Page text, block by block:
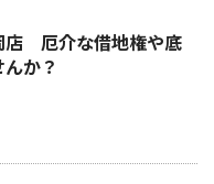
店 厄介な借地権や底
か？